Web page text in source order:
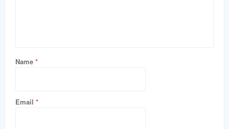
Name *
Email *